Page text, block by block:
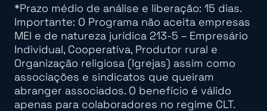
*Prazo médio de análise e liberação: 15 dias.
Importante: O Programa não aceita empresas
MEI e de natureza jurídica 213-5 – Empresário
Individual, Cooperativa, Produtor rural e
Organização religiosa (Igrejas) assim como
associações e sindicatos que queiram
abranger associados. O benefício é válido
apenas para colaboradores no regime CLT.